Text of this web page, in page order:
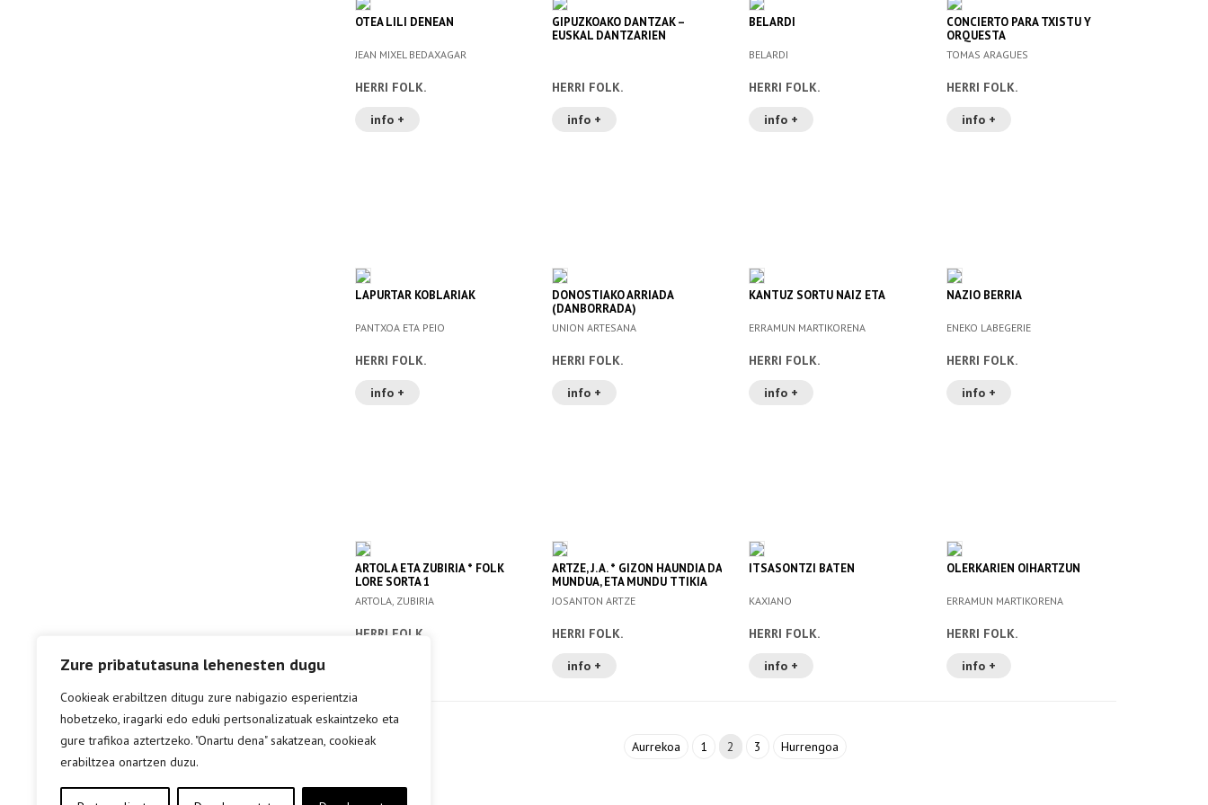
Zure pribatutasuna lehenesten dugu
Cookieak erabiltzen ditugu zure nabigazio esperientzia
hobetzeko, iragarki edo eduki pertsonalizatuak eskaintzeko eta
gure trafikoa aztertzeko. "Onartu dena" sakatzean, cookieak
erabiltzea onartzen duzu.
OTEA LILI DENEAN
JEAN MIXEL BEDAXAGAR
HERRI FOLK.
info +
GIPUZKOAKO DANTZAK –
EUSKAL DANTZARIEN
HERRI FOLK.
info +
BELARDI
BELARDI
HERRI FOLK.
info +
CONCIERTO PARA TXISTU Y
ORQUESTA
TOMAS ARAGUES
HERRI FOLK.
info +
LAPURTAR KOBLARIAK
PANTXOA ETA PEIO
HERRI FOLK.
info +
DONOSTIAKO ARRIADA
(DANBORRADA)
UNION ARTESANA
HERRI FOLK.
info +
KANTUZ SORTU NAIZ ETA
ERRAMUN MARTIKORENA
HERRI FOLK.
info +
NAZIO BERRIA
ENEKO LABEGERIE
HERRI FOLK.
info +
ARTOLA ETA ZUBIRIA * FOLK
LORE SORTA 1
ARTOLA, ZUBIRIA
HERRI FOLK.
ARTZE, J. A. * GIZON HAUNDIA DA
MUNDUA, ETA MUNDU TTIKIA
GIZONA
JOSANTON ARTZE
HERRI FOLK.
info +
ITSASONTZI BATEN
KAXIANO
HERRI FOLK.
info +
OLERKARIEN OIHARTZUN
ERRAMUN MARTIKORENA
HERRI FOLK.
info +
Aurrekoa 1 2 3 Hurrengoa